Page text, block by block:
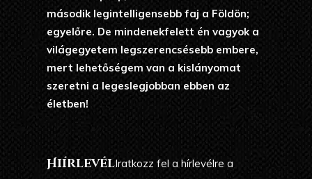
második legintelligensebb faj a Földön;
egyelőre. De mindenekfelett én vagyok a
világegyetem legszerencsésebb embere,
mert lehetőségem van a kislányomat
szeretni a legeslegjobban ebben az
életben!
HiírlevélIratkozz fel a hírlevélre a